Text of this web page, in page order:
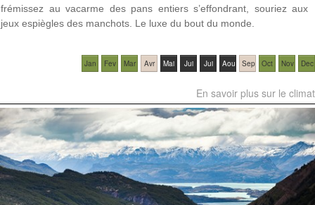
frémissez au vacarme des pans entiers s’effondrant, souriez aux
jeux espiègles des manchots. Le luxe du bout du monde.
Jan Fev Mar Avr Mai Jui Jui Aou Sep Oct Nov Dec
En savoir plus sur le climat